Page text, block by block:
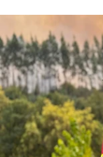
ESTE
MOMENTO
O Chega
decisão do
o Tribunal